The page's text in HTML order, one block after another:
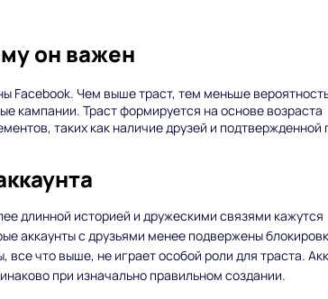
он важен
Facebook. Чем выше траст, тем меньше
кампании. Траст формируется на основе возраста
таких как наличие друзей и подтвержденной
длинной историей и дружескими связями кажутся
аккаунты с друзьями менее подвержены
что выше, не играет особой роли для траста.
при изначально правильном создании.